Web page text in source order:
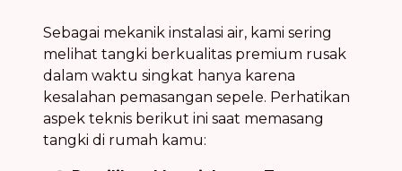
Sebagai mekanik instalasi air, kami sering
melihat tangki berkualitas premium rusak
dalam waktu singkat hanya karena
kesalahan pemasangan sepele. Perhatikan
aspek teknis berikut ini saat memasang
tangki di rumah kamu: